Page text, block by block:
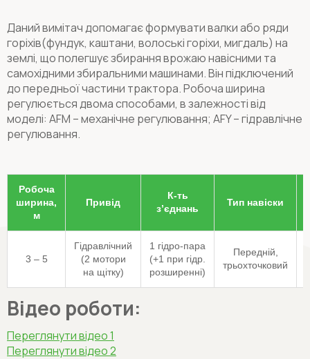
Даний вимітач допомагає формувати валки або ряди
горіхів(фундук, каштани, волоські горіхи, мигдаль) на
землі, що полегшує збирання врожаю навісними та
самохідними збиральними машинами. Він підключений
до передньої частини трактора. Робоча ширина
регулюється двома способами, в залежності від
моделі: AFM – механічне регулювання; AFY – гідравлічне
регулювання.
Робоча
ширина,
м
Привід
К-ть
з’єднань
Тип навіски
3 – 5
Гідравлічний
(2 мотори
на щітку)
1 гідро-пара
(+1 при гідр.
розширенні)
Передній,
трьохточковий
Відео роботи:
Переглянути відео 1
Переглянути відео 2